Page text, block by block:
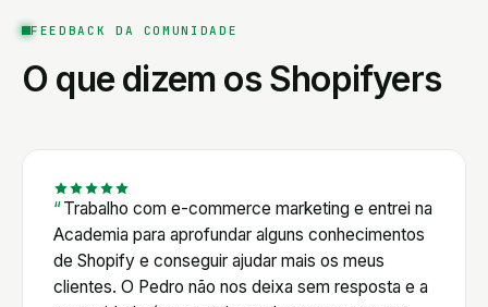
FEEDBACK DA COMUNIDADE
O que dizem os Shopifyers
Trabalho com e-commerce marketing e entrei na
Academia para aprofundar alguns conhecimentos
de Shopify e conseguir ajudar mais os meus
clientes. O Pedro não nos deixa sem resposta e a